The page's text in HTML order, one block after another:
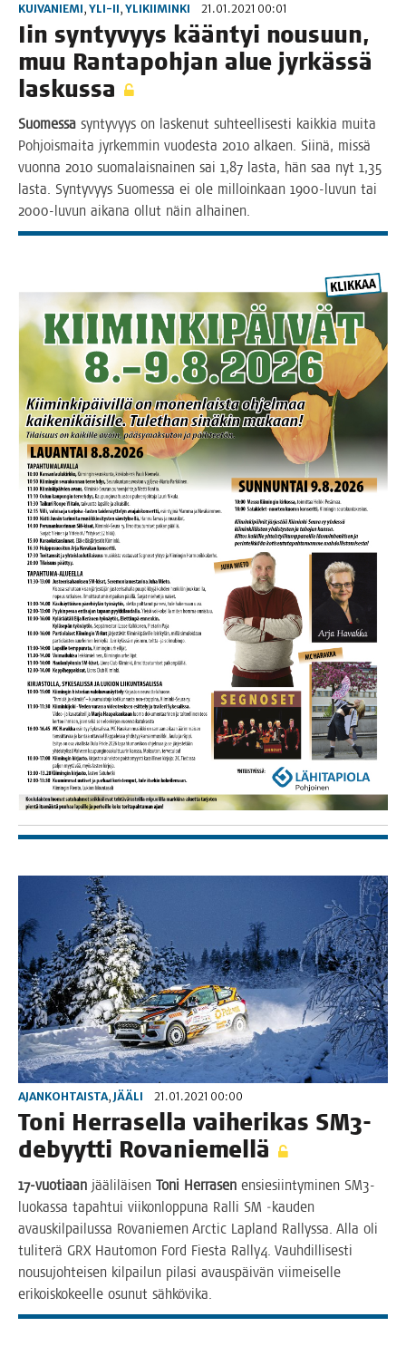
KUIVANIEMI, YLI-II, YLIKIIMINKI 21.01.2021 00:01
Iin syn­ty­vyys kään­tyi nousuun,
muu Ran­ta­poh­jan alue jyr­käs­sä
laskussa
Suo­mes­sa syn­ty­vyys on las­ke­nut suh­teel­li­ses­ti kaik­kia mui­ta
Poh­jois­mai­ta jyr­kem­min vuo­des­ta 2010 alkaen. Sii­nä, mis­sä
vuon­na 2010 suo­ma­lais­nai­nen sai 1,87 las­ta, hän saa nyt 1,35
las­ta. Syn­ty­vyys Suo­mes­sa ei ole mil­loin­kaan 1900-luvun tai
2000-luvun aika­na ollut näin alhainen.
AJANKOHTAISTA, JÄÄLI 21.01.2021 00:00
Toni Her­ra­sel­la vai­he­ri­kas SM3-
debyyt­ti Rovaniemellä
17-vuo­ti­aan jää­li­läi­sen Toni Her­ra­sen ensie­siin­ty­mi­nen SM3-
luo­kas­sa tapah­tui vii­kon­lop­pu­na Ral­li SM ‑kau­den
avaus­kil­pai­lus­sa Rova­nie­men Arc­tic Lapland Ral­lys­sa. Alla oli
tuli­te­rä GRX Hau­to­mon Ford Fies­ta Rally4. Vauh­dil­li­ses­ti
nousu­joh­tei­sen kil­pai­lun pila­si avaus­päi­vän vii­mei­sel­le
eri­kois­ko­keel­le osu­nut sähkövika.